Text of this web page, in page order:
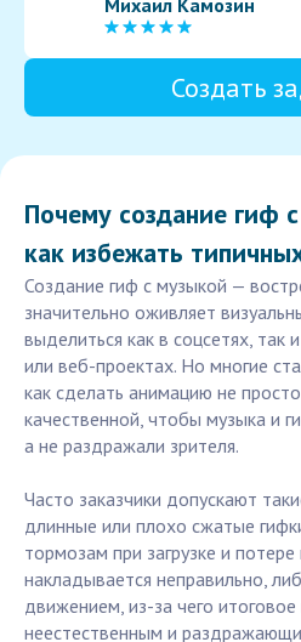
Создать
Почему создание гиф
как избежать
Создание гиф с музыкой —
значительно оживляет
выделиться как в соцсетях, так
или веб-проектах. Но многие
как сделать анимацию не
качественной, чтобы музыка и
а не раздражали зрителя.
Часто заказчики допускают
длинные или плохо сжатые
тормозам при загрузке и
накладывается неправильно,
движением, из-за чего
неестественным и